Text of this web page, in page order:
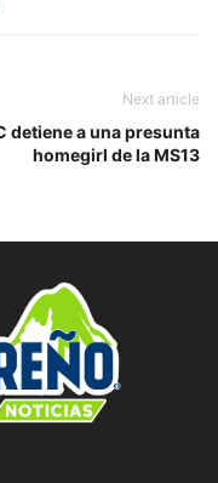
Next article
detiene a una presunta
homegirl de la MS13